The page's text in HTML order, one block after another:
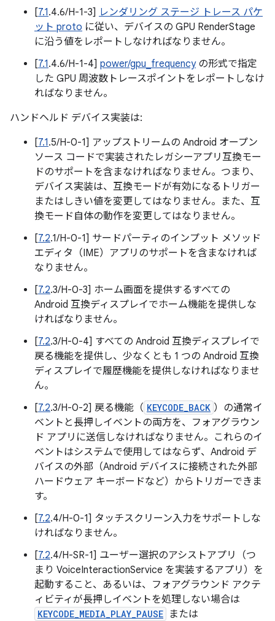
[7.1.4.6/H-1-3] レンダリング ステージ トレース パケ
ット proto に従い、デバイスの GPU RenderStage
に沿う値をレポートしなければなりません。
[7.1.4.6/H-1-4] power/gpu_frequencyの形式で指定
した GPU 周波数トレースポイントをレポートしなけ
ればなりません。
ハンドヘルド デバイス実装は:
[7.1.5/H-0-1] アップストリームの Android オープン
ソース コードで実装されたレガシーアプリ互換モー
ドのサポートを含まなければなりません。つまり、
デバイス実装は、互換モードが有効になるトリガー
またはしきい値を変更してはなりません。また、互
換モード自体の動作を変更してはなりません。
[7.2.1/H-0-1] サードパーティのインプット メソッド
エディタ（IME）アプリのサポートを含まなければ
なりません。
[7.2.3/H-0-3] ホーム画面を提供するすべての
Android 互換ディスプレイでホーム機能を提供しな
ければなりません。
[7.2.3/H-0-4] すべての Android 互換ディスプレイで
戻る機能を提供し、少なくとも 1 つの Android 互換
ディスプレイで履歴機能を提供しなければなりませ
ん。
[7.2.3/H-0-2] 戻る機能（ KEYCODE_BACK ）の通常イ
ベントと長押しイベントの両方を、フォアグラウン
ド アプリに送信しなければなりません。これらのイ
ベントはシステムで使用してはならず、Android デ
バイスの外部（Android デバイスに接続された外部
ハードウェア キーボードなど）からトリガーできま
す。
[7.2.4/H-0-1] タッチスクリーン入力をサポートしな
ければなりません。
[7.2.4/H-SR-1] ユーザー選択のアシストアプリ（つ
まり VoiceInteractionService を実装するアプリ）を
起動すること、あるいは、フォアグラウンド アクテ
ィビティが長押しイベントを処理しない場合は
KEYCODE_MEDIA_PLAY_PAUSE または